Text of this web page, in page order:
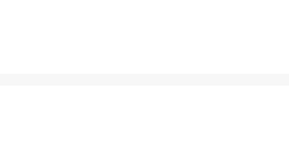
결과! 혹시 평소
풀반장, 웬만해서
하고 있는 푸드스
바로 이 분들이 재